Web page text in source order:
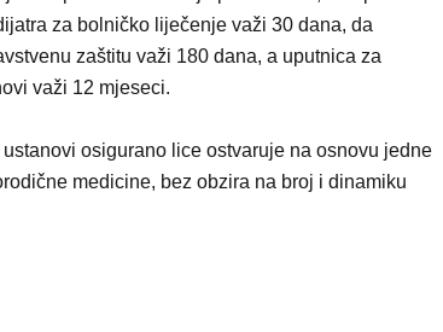
za bolničko liječenje važi 30 dana, da
zaštitu važi 180 dana, a uputnica za
važi 12 mjeseci.
osigurano lice ostvaruje na osnovu jedne
medicine, bez obzira na broj i dinamiku